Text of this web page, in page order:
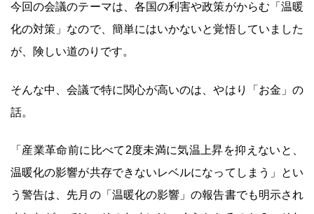
今回の会議のテーマは、各国の利害や政策がからむ「温暖
化の対策」なので、簡単にはいかないと覚悟していました
が、険しい道のりです。
そんな中、会議で特に関心が高いのは、やはり「お金」の
話。
「産業革命前に比べて2度未満に気温上昇を抑えないと、
温暖化の影響が共存できないレベルになってしまう」とい
う警告は、先月の「温暖化の影響」の報告書でも明示され